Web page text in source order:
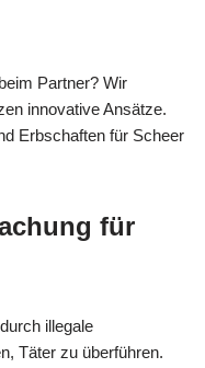
Partner? Wir
innovative Ansätze.
Erbschaften für Scheer
für
illegale
Täter zu überführen.